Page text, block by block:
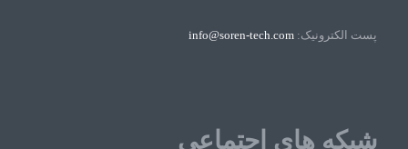
پست الکترونیک: info@soren-tech.com
شبکه های اجتماعی